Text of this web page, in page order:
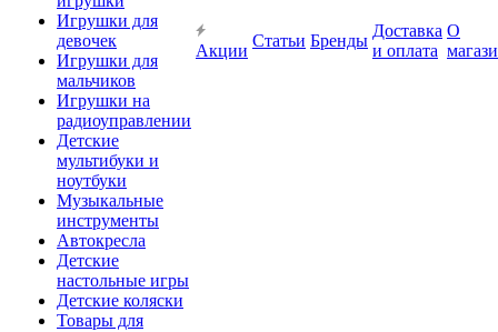
Игрушки для
девочек
Игрушки для
мальчиков
Игрушки на
радиоуправлении
Детские
мультибуки и
ноутбуки
Музыкальные
инструменты
Автокресла
Детские
настольные игры
Детские коляски
Товары для
Акции
Статьи Бренды
Доставка
и оплата
О